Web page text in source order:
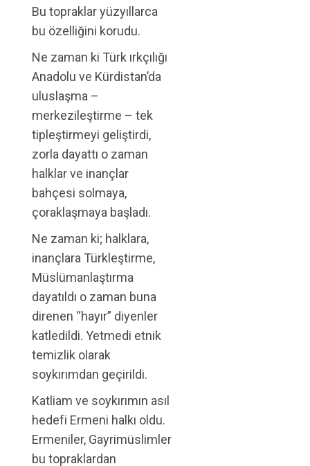
Bu topraklar yüzyıllarca
bu özelliğini korudu.
Ne zaman ki Türk ırkçılığı
Anadolu ve Kürdistan’da
uluslaşma –
merkezileştirme – tek
tipleştirmeyi geliştirdi,
zorla dayattı o zaman
halklar ve inançlar
bahçesi solmaya,
çoraklaşmaya başladı.
Ne zaman ki; halklara,
inançlara Türkleştirme,
Müslümanlaştırma
dayatıldı o zaman buna
direnen “hayır” diyenler
katledildi. Yetmedi etnik
temizlik olarak
soykırımdan geçirildi.
Katliam ve soykırımın asıl
hedefi Ermeni halkı oldu.
Ermeniler, Gayrimüslimler
bu topraklardan